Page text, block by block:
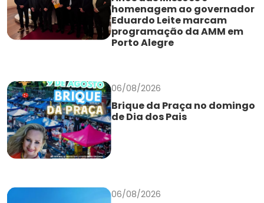
homenagem ao governador
Eduardo Leite marcam
programação da AMM em
Porto Alegre
06/08/2026
Brique da Praça no domingo
de Dia dos Pais
06/08/2026